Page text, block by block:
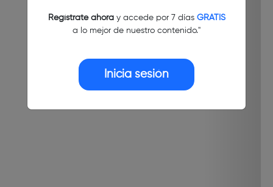
Regístrate ahoray accede por 7 días GRATIS
a lo mejor de nuestro contenido."
Inicia sesión